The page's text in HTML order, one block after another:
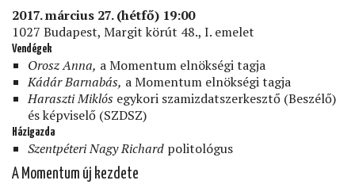
2017. március 27. (hétfő) 19:00
1027 Budapest, Margit körút 48., I. emelet
Vendégek
Orosz Anna, a Momentum elnökségi tagja
Kádár Barnabás, a Momentum elnökségi tagja
Haraszti Miklós egykori szamizdatszerkesztő (Beszélő)
és képviselő (SZDSZ)
Házigazda
Szentpéteri Nagy Richard politológus
A Momentum új kezdete